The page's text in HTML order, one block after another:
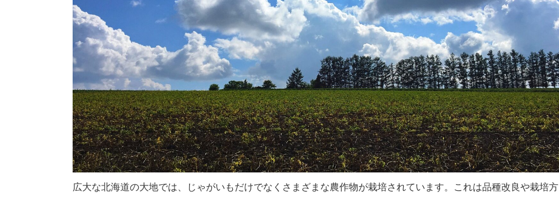
広大な北海道の大地では、じゃがいもだけでなくさまざまな農作物が栽培されています。これは品種改良や栽培方